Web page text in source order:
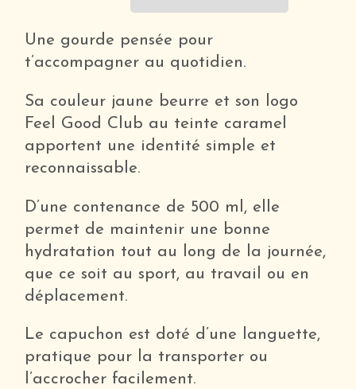
500
ml
—
Good
Club
Une gourde pensée pour
t’accompagner au quotidien.
Sa couleur jaune beurre et son logo
Feel Good Club au teinte caramel
apportent une identité simple et
reconnaissable.
D’une contenance de 500 ml, elle
permet de maintenir une bonne
hydratation tout au long de la journée,
que ce soit au sport, au travail ou en
déplacement.
Le capuchon est doté d’une languette,
pratique pour la transporter ou
l’accrocher facilement.